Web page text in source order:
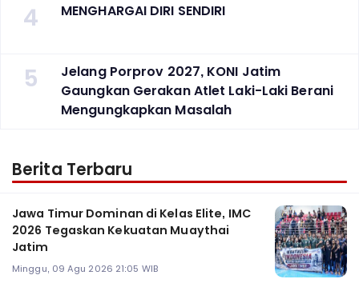
4 MENGHARGAI DIRI SENDIRI
5
Jelang Porprov 2027, KONI Jatim
Gaungkan Gerakan Atlet Laki-Laki Berani
Mengungkapkan Masalah
Berita Terbaru
Jawa Timur Dominan di Kelas Elite, IMC
2026 Tegaskan Kekuatan Muaythai
Jatim
Minggu, 09 Agu 2026 21:05 WIB